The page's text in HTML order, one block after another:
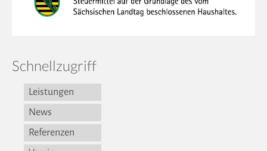
Schnellzugriff
Leistungen
News
Referenzen